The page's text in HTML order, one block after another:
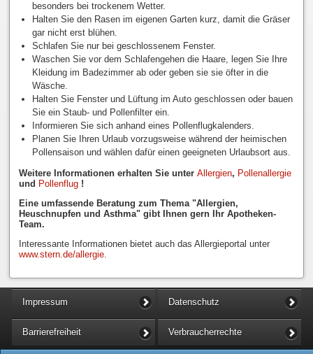
besonders bei trockenem Wetter.
Halten Sie den Rasen im eigenen Garten kurz, damit die Gräser
gar nicht erst blühen.
Schlafen Sie nur bei geschlossenem Fenster.
Waschen Sie vor dem Schlafengehen die Haare, legen Sie Ihre
Kleidung im Badezimmer ab oder geben sie sie öfter in die
Wäsche.
Halten Sie Fenster und Lüftung im Auto geschlossen oder bauen
Sie ein Staub- und Pollenfilter ein.
Informieren Sie sich anhand eines Pollenflugkalenders.
Planen Sie Ihren Urlaub vorzugsweise während der heimischen
Pollensaison und wählen dafür einen geeigneten Urlaubsort aus.
Weitere Informationen erhalten Sie unter Allergien, Pollenallergie
und Pollenflug!
Eine umfassende Beratung zum Thema "Allergien,
Heuschnupfen und Asthma" gibt Ihnen gern Ihr Apotheken-
Team.
Interessante Informationen bietet auch das Allergieportal unter
www.stern.de/allergie.
Impressum Datenschutz
Barrierefreiheit Verbraucherrechte